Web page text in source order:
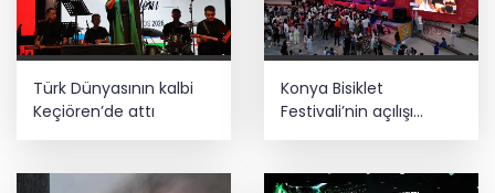
Türk Dünyasının kalbi
Keçiören’de attı
Konya Bisiklet
Festivali’nin açılışı
coşkuyla gerçekleşti